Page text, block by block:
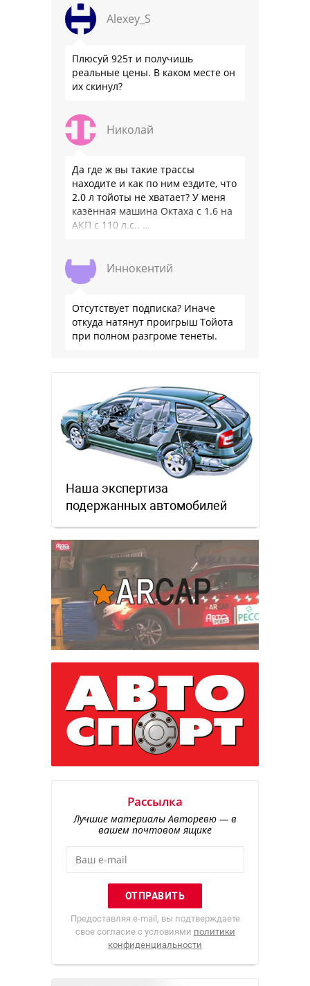
официальном бланке …
Alexey_S
Плюсуй 925т и получишь
реальные цены. В каком месте он
их скинул?
Николай
Да где ж вы такие трассы
находите и как по ним ездите, что
2.0 л тойоты не хватает? У меня
казённая машина Октаха с 1.6 на
АКП с 110 л.с.. …
Иннокентий
Отсутствует подписка? Иначе
откуда натянут проигрыш Тойота
при полном разгроме тенеты.
Наша экспертиза
подержанных автомобилей
Рассылка
Лучшие материалы Авторевю — в
вашем почтовом ящике
Предоставляя e-mail, вы подтверждаете
свое согласие с условиями политики
конфиденциальности